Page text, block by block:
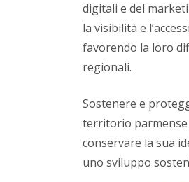
digitali e del
la visibilità e
favorendo la loro
regionali.
Sostenere e
territorio parmense
conservare la sua
uno sviluppo